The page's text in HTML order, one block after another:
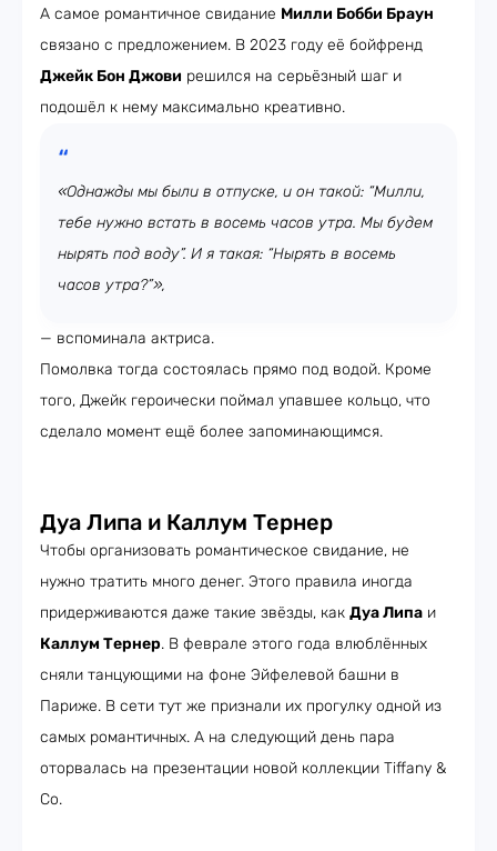
А самое романтичное свидание Милли Бобби Браун
связано с предложением. В 2023 году её бойфренд
Джейк Бон Джови решился на серьёзный шаг и
подошёл к нему максимально креативно.
«Однажды мы были в отпуске, и он такой: “Милли,
тебе нужно встать в восемь часов утра. Мы будем
нырять под воду”. И я такая: “Нырять в восемь
часов утра?”»,
— вспоминала актриса.
Помолвка тогда состоялась прямо под водой. Кроме
того, Джейк героически поймал упавшее кольцо, что
сделало момент ещё более запоминающимся.
Дуа Липа и Каллум Тернер
Чтобы организовать романтическое свидание, не
нужно тратить много денег. Этого правила иногда
придерживаются даже такие звёзды, как Дуа Липа и
Каллум Тернер. В феврале этого года влюблённых
сняли танцующими на фоне Эйфелевой башни в
Париже. В сети тут же признали их прогулку одной из
самых романтичных. А на следующий день пара
оторвалась на презентации новой коллекции Tiffany &
Co.